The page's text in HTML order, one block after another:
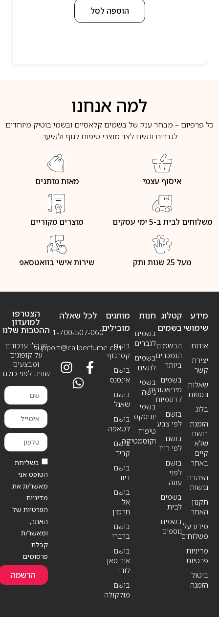
הוספה לסל
למה אנחנו
כל פרפיום – מבחר ענק של בשמים קלאסיים ובשמי בוטיק מיוחדים
לגברים ונשים לצד מוצרי טיפוח לגוף ולשיער
איסוף עצמי מאות מותגים
משלוחים לבית ב-5 ימי עסקים מוצרים מקוריים
מעל 25 שנות ותק שירות אישי בוואטסאפ
מידע
שימושי
אודות
יצירת
קשר
שאלות
נוספות
בלוג
הזמנת
בושם
שלא
קיים
באתר
הצהרת
נגישות
תקנון
האתר
מידע על
משלוחים
מדיניות
פרטיות
ביטול
הזמנה
חנות
בשמים
לגברים
בשמים
לנשים
בשמי
נישה
בשמי
יוניסקס
טיפוח
וקוסמטיקה
קטלוג
בשמים
הבשמים
הנמכרים
ביותר
בשמים
מיניאטורים
/ דוגמיות
בושם
לפי צבע
בושם
לפי ריח
בושם
לפני
עונה
בשמים
לבית
בשמים
נוספים
מותגים
מובילים
בושם
קסרג’וף
בושם
אינסנס
בושם
שאנל
בושם
לטאפה
בושם
קריד
בושם
דיור
בושם
אל
חרמין
בושם
ברברי
בושם
איב סאן
לורן
בושם
מולקולה
לכל שאלה
1-700-507-060
support@callperfume.co.il
הצטרפו
למועדון
ההטבות שלנו
וקבלו עדכונים
על קופונים
ומבצעים
שווים לפני כולם
בשליחת
הטופס אני
מאשר/ת את
מדיניות
הפרטיות של
האתר,
ומאשר/ת
קבלת
פרסומים
הרשמה